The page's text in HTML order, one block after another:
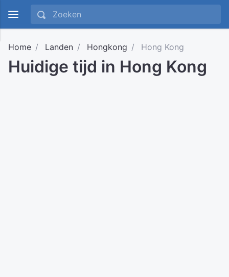
Home Landen Hongkong Hong Kong
Huidige tijd in Hong Kong